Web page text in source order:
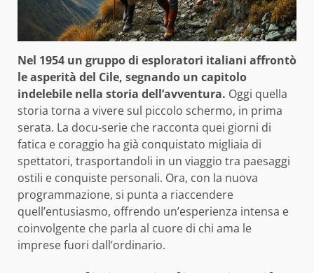
Nel 1954 un gruppo di esploratori italiani affrontò
le asperità del Cile, segnando un capitolo
indelebile nella storia dell’avventura. Oggi quella
storia torna a vivere sul piccolo schermo, in prima
serata. La docu-serie che racconta quei giorni di
fatica e coraggio ha già conquistato migliaia di
spettatori, trasportandoli in un viaggio tra paesaggi
ostili e conquiste personali. Ora, con la nuova
programmazione, si punta a riaccendere
quell’entusiasmo, offrendo un’esperienza intensa e
coinvolgente che parla al cuore di chi ama le
imprese fuori dall’ordinario.